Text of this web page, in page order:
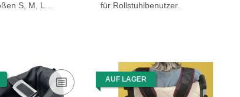
S, M, L...
für Rollstuhlbenutzer.
AUF LAGER